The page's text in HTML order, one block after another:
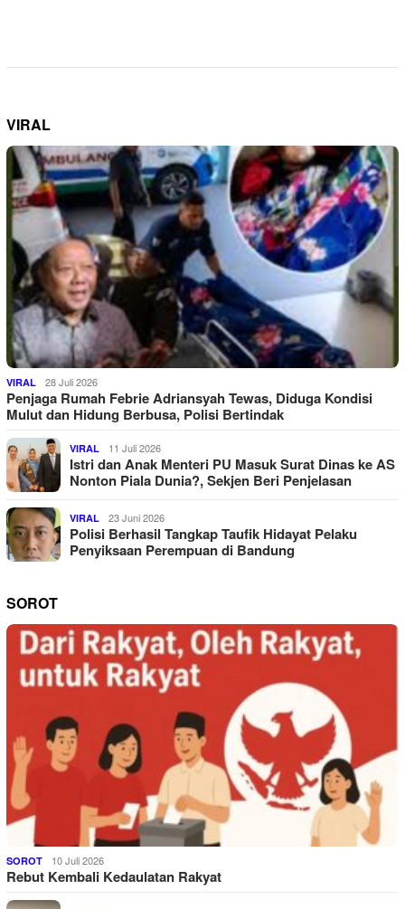
VIRAL
VIRAL 28 Juli 2026
Penjaga Rumah Febrie Adriansyah Tewas, Diduga Kondisi
Mulut dan Hidung Berbusa, Polisi Bertindak
VIRAL 11 Juli 2026
Istri dan Anak Menteri PU Masuk Surat Dinas ke AS
Nonton Piala Dunia?, Sekjen Beri Penjelasan
VIRAL 23 Juni 2026
Polisi Berhasil Tangkap Taufik Hidayat Pelaku
Penyiksaan Perempuan di Bandung
SOROT
SOROT 10 Juli 2026
Rebut Kembali Kedaulatan Rakyat